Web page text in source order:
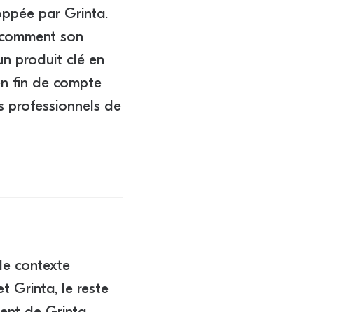
par Grinta.
son
produit clé en
fin de compte
professionnels de
contexte
Grinta, le reste